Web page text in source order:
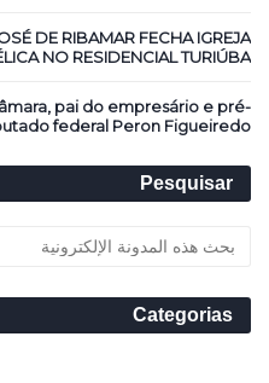
DE RIBAMAR FECHA IGREJA
NO RESIDENCIAL TURIÚBA
pai do empresário e pré-
federal Peron Figueiredo
Pesquisar
Categorias